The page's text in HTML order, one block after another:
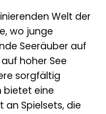
Welt der
wo junge
Seeräuber auf
hoher See
sorgfältig
bietet eine
an Spielsets, die